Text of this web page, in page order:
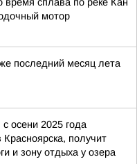
мотор
последний месяц лета
осени 2025 года
получит
и зону отдыха у озера